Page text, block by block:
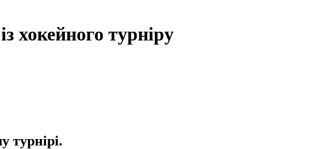
хокейного турніру
турнірі.